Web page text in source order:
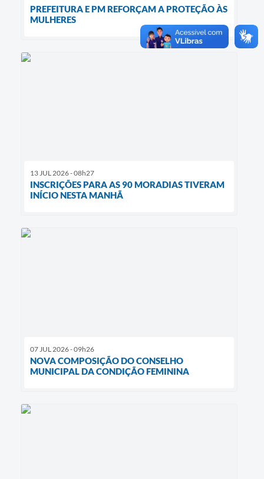
PREFEITURA E PM REFORÇAM A PROTEÇÃO ÀS
MULHERES
13 JUL 2026 - 08h27
INSCRIÇÕES PARA AS 90 MORADIAS TIVERAM
INÍCIO NESTA MANHÃ
07 JUL 2026 - 09h26
NOVA COMPOSIÇÃO DO CONSELHO
MUNICIPAL DA CONDIÇÃO FEMININA